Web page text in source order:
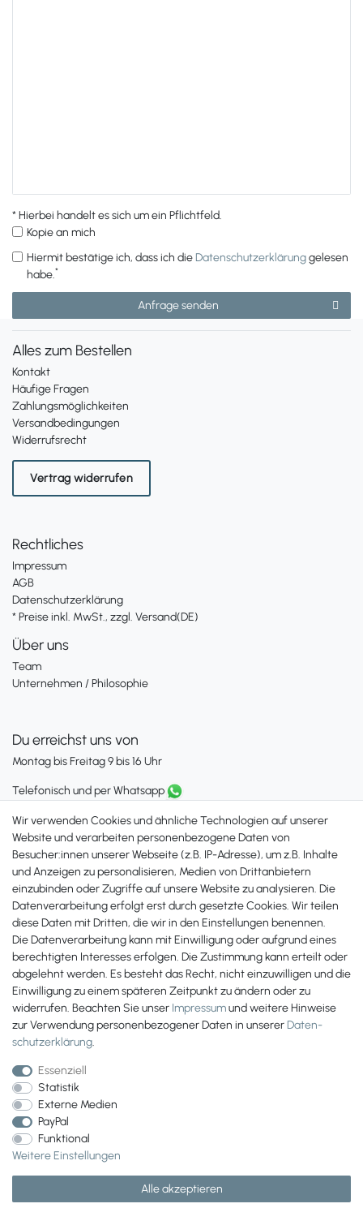
* Hierbei handelt es sich um ein Pflichtfeld.
Kopie an mich
Hiermit bestätige ich, dass ich dieDaten­schutz­erklärunggelesen
habe.*
o
n
t
a
k
t
H
o
Anfrage senden
Alles zum Bestellen
Kontakt
Häufige Fragen
Zahlungsmöglichkeiten
Versandbedingungen
Widerrufsrecht
Vertrag widerrufen
Rechtliches
Impressum
AGB
Datenschutzerklärung
* Preise inkl. MwSt., zzgl. Versand(DE)
Über uns
Team
Unternehmen / Philosophie
Du erreichst uns von
Montag bis Freitag 9 bis 16 Uhr
Telefonisch und per Whatsapp
+49 561 287 907 84
Zahlungsmöglichkeiten
Wir verwenden Cookies und ähnliche Technologien auf unserer
Website und verarbeiten personenbezogene Daten von
Besucher:innen unserer Webseite (z.B. IP-Adresse), um z.B. Inhalte
und Anzeigen zu personalisieren, Medien von Drittanbietern
einzubinden oder Zugriffe auf unsere Website zu analysieren. Die
Datenverarbeitung erfolgt erst durch gesetzte Cookies. Wir teilen
diese Daten mit Dritten, die wir in den Einstellungen benennen.
Die Datenverarbeitung kann mit Einwilligung oder aufgrund eines
berechtigten Interesses erfolgen. Die Zustimmung kann erteilt oder
abgelehnt werden. Es besteht das Recht, nicht einzuwilligen und die
Einwilligung zu einem späteren Zeitpunkt zu ändern oder zu
widerrufen. Beachten Sie unser Impressumund weitere Hinweise
zur Verwendung personenbezogener Daten in unsererDaten­
schutz­erklärung.
Essenziell
Statistik
Externe Medien
PayPal
Funktional
Weitere Einstellungen
Alle akzeptieren